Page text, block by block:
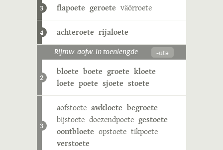
3 flapoete geroete väörroete
4 achteroete rijaloete
Rijmw. aofw. in toenlengde -utə
2
bloete boete groete kloete
loete poete sjoete stoete
3
aofstoete awkloete begroete
bijstoete doezendpoete gestoete
oontbloete opstoete tikpoete
verstoete